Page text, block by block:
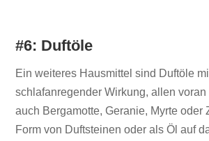
#6: Duftöle
Ein weiteres Hausmittel sind Duftöle
schlafanregender Wirkung, allen
auch Bergamotte, Geranie, Myrte oder
Form von Duftsteinen oder als Öl auf